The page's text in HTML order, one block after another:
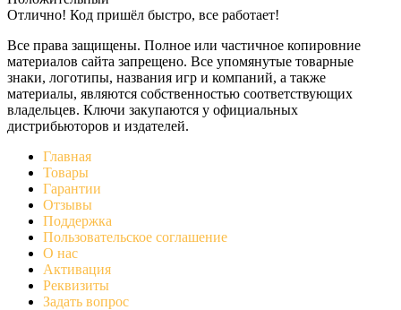
Отлично! Код пришёл быстро, все работает!
Все права защищены. Полное или частичное копировние
материалов сайта запрещено. Все упомянутые товарные
знаки, логотипы, названия игр и компаний, а также
материалы, являются собственностью соответствующих
владельцев. Ключи закупаются у официальных
дистрибьюторов и издателей.
Главная
Товары
Гарантии
Отзывы
Поддержка
Пользовательское соглашение
О нас
Активация
Реквизиты
Задать вопрос